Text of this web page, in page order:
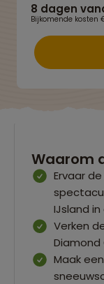
8 dagen
Bijkomende kosten
Waarom
Ervaar
IJsland
Verken
Diamond
Maak